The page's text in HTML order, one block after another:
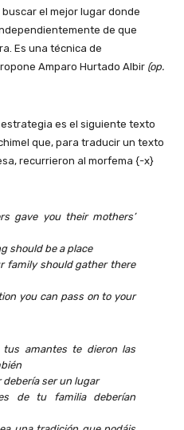
el mejor lugar donde
de que
Es una técnica de
Amparo Hurtado Albir (op.
es el siguiente texto
que, para traducir un texto
recurrieron al morfema {-x}
gave you their mothers’
should be a place
family should gather there
you can pass on to your
amantes te dieron las
debería ser un lugar
de tu familia deberían